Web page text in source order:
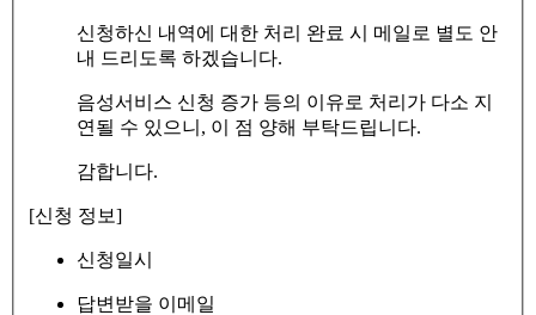
신청하신 내역에 대한 처리 완료 시 메일로 별도 안
내 드리도록 하겠습니다.
음성서비스 신청 증가 등의 이유로 처리가 다소 지
연될 수 있으니, 이 점 양해 부탁드립니다.
감합니다.
[신청 정보]
신청일시
답변받을 이메일